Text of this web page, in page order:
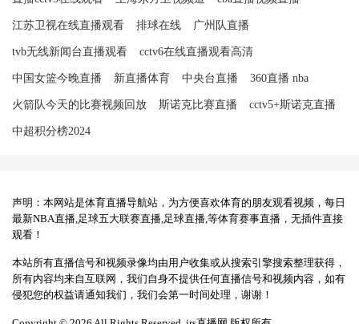
江苏卫视在线直播观看 排球在线 广州队直播
tvb无线新闻台直播观看 cctv6在线直播观看高清
中国女篮今晚直播 新直播体育 中央台直播 360直播 nba
火箭队今天的比赛视频回放 斯诺克比赛直播 cctv5+斯诺克直播
中超积分榜2024
声明：本网站是体育直播导航站，为方便喜欢体育的朋友观看视频，每日
最新NBA直播,足球五大联赛直播,足球直播,等体育赛事直播，无插件直接
观看！
本站所有直播信号和视频录像均由用户收集或从搜索引擎搜索整理获得，
所有内容均来自互联网，我们自身不提供任何直播信号和视频内容，如有
侵犯您的权益请通知我们，我们会第一时间处理，谢谢！